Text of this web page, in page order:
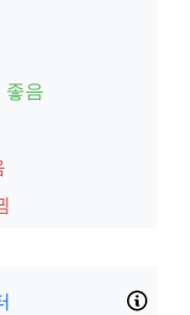
좋음